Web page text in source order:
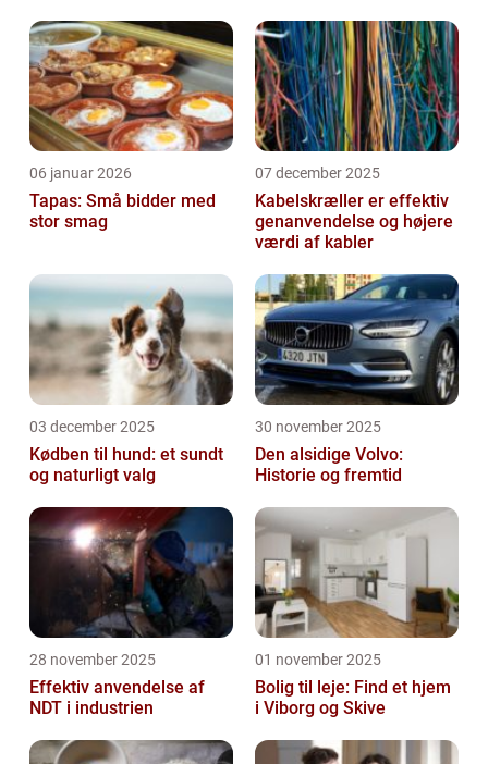
06 januar 2026
Tapas: Små bidder med
stor smag
07 december 2025
Kabelskræller er effektiv
genanvendelse og højere
værdi af kabler
03 december 2025
Kødben til hund: et sundt
og naturligt valg
30 november 2025
Den alsidige Volvo:
Historie og fremtid
28 november 2025
Effektiv anvendelse af
NDT i industrien
01 november 2025
Bolig til leje: Find et hjem
i Viborg og Skive